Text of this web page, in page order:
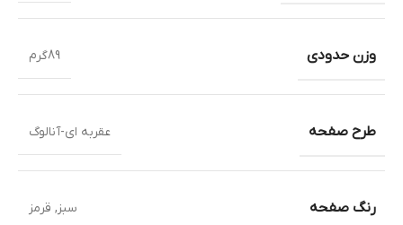
وزن حدودی 89گرم
طرح صفحه عقربه ای-آنالوگ
رنگ صفحه سبز, قرمز